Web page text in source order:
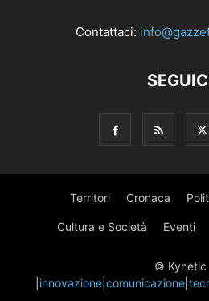
Contattaci:
Territori Cronaca
Cultura e Società Eventi
© Kynetic
innovazione comunicazione